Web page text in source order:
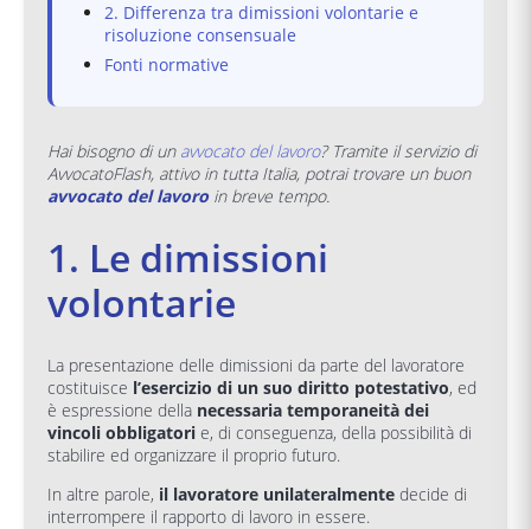
2. Differenza tra dimissioni volontarie e
risoluzione consensuale
Fonti normative
Hai bisogno di un avvocato del lavoro? Tramite il servizio di
AvvocatoFlash, attivo in tutta Italia, potrai trovare un buon
avvocato del lavoro in breve tempo.
1. Le dimissioni
volontarie
La presentazione delle dimissioni da parte del lavoratore
costituisce l’esercizio di un suo diritto potestativo, ed
è espressione della necessaria temporaneità dei
vincoli obbligatori e, di conseguenza, della possibilità di
stabilire ed organizzare il proprio futuro.
In altre parole, il lavoratore unilateralmente decide di
interrompere il rapporto di lavoro in essere.